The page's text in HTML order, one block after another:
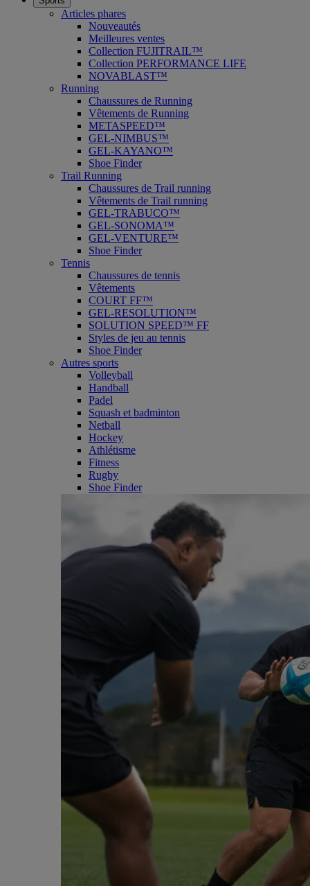
Articles phares
Nouveautés
Meilleures ventes
Collection FUJITRAIL™
Collection PERFORMANCE LIFE
NOVABLAST™
Running
Chaussures de Running
Vêtements de Running
METASPEED™
GEL-NIMBUS™
GEL-KAYANO™
Shoe Finder
Trail Running
Chaussures de Trail running
Vêtements de Trail running
GEL-TRABUCO™
GEL-SONOMA™
GEL-VENTURE™
Shoe Finder
Tennis
Chaussures de tennis
Vêtements
COURT FF™
GEL-RESOLUTION™
SOLUTION SPEED™ FF
Styles de jeu au tennis
Shoe Finder
Autres sports
Volleyball
Handball
Padel
Squash et badminton
Netball
Hockey
Athlétisme
Fitness
Rugby
Shoe Finder